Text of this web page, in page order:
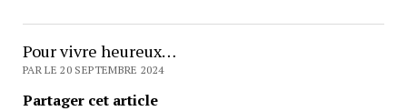
Pour vivre heureux…
PAR LE 20 SEPTEMBRE 2024
Partager cet article